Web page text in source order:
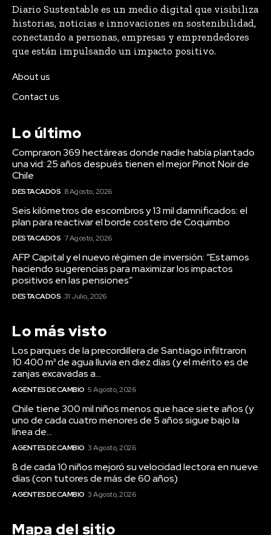
Diario Sustentable es un medio digital que visibiliza
historias, noticias e innovaciones en sostenibilidad,
conectando a personas, empresas y emprendedores
que están impulsando un impacto positivo.
About us
Contact us
Lo último
Compraron 369 hectáreas donde nadie había plantado
una vid: 25 años después tienen el mejor Pinot Noir de
Chile
DESTACADOS 8 Agosto, 2026
Seis kilómetros de escombros y 13 mil damnificados: el
plan para reactivar el borde costero de Coquimbo
DESTACADOS 7 Agosto, 2026
AFP Capital y el nuevo régimen de inversión: “Estamos
haciendo sugerencias para maximizar los impactos
positivos en las pensiones”
DESTACADOS 31 Julio, 2026
Lo más visto
Los parques de la precordillera de Santiago infiltraron
10.400 m³ de agua lluvia en diez días (y el mérito es de
zanjas excavadas a...
AGENTES DE CAMBIO 5 Agosto, 2026
Chile tiene 300 mil niños menos que hace siete años (y
uno de cada cuatro menores de 5 años sigue bajo la
línea de...
AGENTES DE CAMBIO 3 Agosto, 2026
8 de cada 10 niños mejoró su velocidad lectora en nueve
días (con tutores de más de 60 años)
AGENTES DE CAMBIO 3 Agosto, 2026
Mapa del sitio